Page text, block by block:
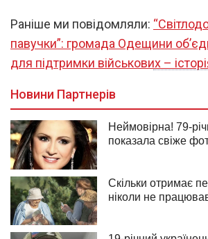
Раніше ми повідомляли:
павучки”: громада Одещини
для підтримки військових –